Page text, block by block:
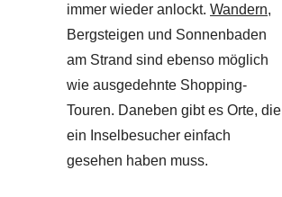
immer wieder anlockt. Wandern,
Bergsteigen und Sonnenbaden
am Strand sind ebenso möglich
wie ausgedehnte Shopping-
Touren. Daneben gibt es Orte, die
ein Inselbesucher einfach
gesehen haben muss.